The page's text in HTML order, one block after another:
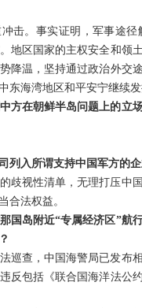
击。事实证明，军事途
地区国家的主权安全和领
降温，坚持通过政治外交
海湾地区和平安宁继续发
方在朝鲜半岛问题上的立
入所谓支持中国军方的
歧视性清单，无理打压中
合法权益。
岛附近“专属经济区”航
巡查，中国海警局已发布
反包括《联合国海洋法公